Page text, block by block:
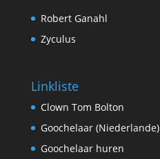
Robert Ganahl
Zyculus
Linkliste
Clown Tom Bolton
Goochelaar (Niederlande)
Goochelaar huren